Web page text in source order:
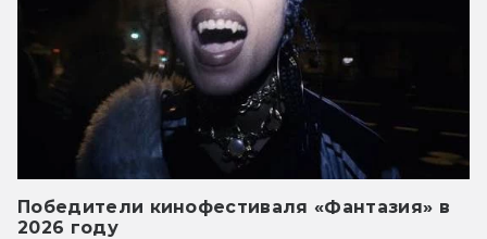
Победители кинофестиваля «Фантазия» в
2026 году